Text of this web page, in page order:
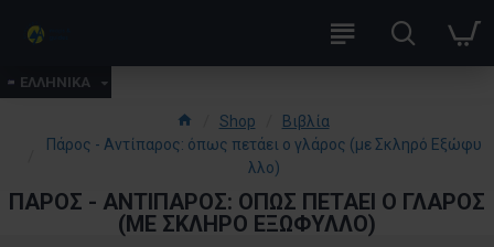
ΕΛΛΗΝΙΚΑ
Shop
Βιβλία
Πάρος - Αντίπαρος: όπως πετάει ο γλάρος (με Σκληρό Εξώφυ
λλο)
ΠΆΡΟΣ - ΑΝΤΊΠΑΡΟΣ: ΌΠΩΣ ΠΕΤΆΕΙ Ο ΓΛΆΡΟΣ
(ΜΕ ΣΚΛΗΡΌ ΕΞΏΦΥΛΛΟ)